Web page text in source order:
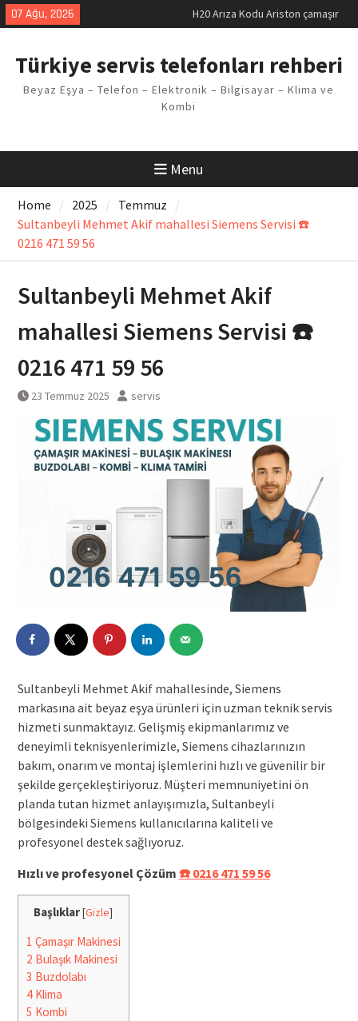
Skip
to
07 Ağu, 2026
LG kombi E2 Arızası Çözümü
Vaillant çamaşır makinesi E03
Arıza Kodu
Ferroli klima E3 Arızası Çözümü
Türkiye servis telefonları rehberi
Beyaz Eşya – Telefon – Elektronik – Bilgisayar – Klima ve
Kombi
Menu
Home 2025
Temmuz
Sultanbeyli Mehmet Akif mahallesi Siemens Servisi ☎️
0216 471 59 56
Sultanbeyli Mehmet Akif
mahallesi Siemens Servisi ☎️
0216 471 59 56
23 Temmuz 2025 servis
Sultanbeyli Mehmet Akif mahallesinde, Siemens
markasına ait beyaz eşya ürünleri için uzman teknik servis
hizmeti sunmaktayız. Gelişmiş ekipmanlarımız ve
deneyimli teknisyenlerimizle, Siemens cihazlarınızın
bakım, onarım ve montaj işlemlerini hızlı ve güvenilir bir
şekilde gerçekleştiriyoruz. Müşteri memnuniyetini ön
planda tutan hizmet anlayışımızla, Sultanbeyli
bölgesindeki Siemens kullanıcılarına kaliteli ve
profesyonel destek sağlıyoruz.
Hızlı ve profesyonel Çözüm ☎️ 0216 471 59 56
Başlıklar[Gizle]
1 Çamaşır Makinesi
2 Bulaşık Makinesi
3 Buzdolabı
4Klima
5 Kombi